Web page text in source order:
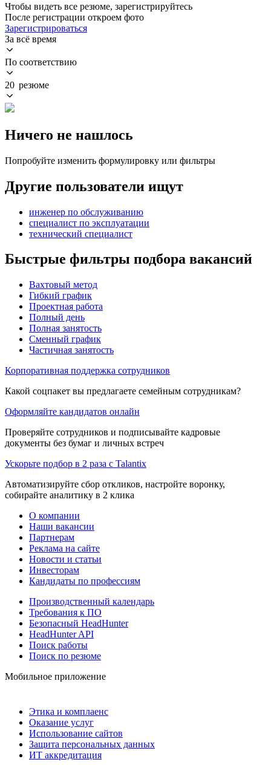
Чтобы видеть все резюме, зарегистрируйтесь
После регистрации откроем фото
Зарегистрироваться
За всё время
По соответствию
20 резюме
Ничего не нашлось
Попробуйте изменить формулировку или фильтры
Другие пользователи ищут
инженер по обслуживанию
специалист по эксплуатации
технический специалист
Быстрые фильтры подбора вакансий
Вахтовый метод
Гибкий график
Проектная работа
Полный день
Полная занятость
Сменный график
Частичная занятость
Корпоративная поддержка сотрудников
Какой соцпакет вы предлагаете семейным сотрудникам?
Оформляйте кандидатов онлайн
Проверяйте сотрудников и подписывайте кадровые
документы без бумаг и личных встреч
Ускорьте подбор в 2 раза с Talantix
Автоматизируйте сбор откликов, настройте воронку,
собирайте аналитику в 2 клика
О компании
Наши вакансии
Партнерам
Реклама на сайте
Новости и статьи
Инвесторам
Кандидаты по профессиям
Производственный календарь
Требования к ПО
Безопасный HeadHunter
HeadHunter API
Поиск работы
Поиск по резюме
Мобильное приложение
Этика и комплаенс
Оказание услуг
Использование сайтов
Защита персональных данных
ИТ аккредитация